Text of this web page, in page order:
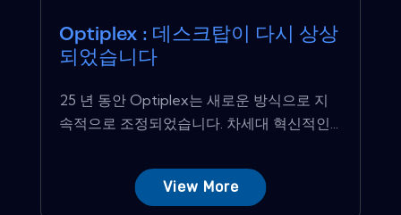
Optiplex : 데스크탑이 다시 상상
되었습니다
25 년 동안 Optiplex는 새로운 방식으로 지
속적으로 조정되었습니다. 차세대 혁신적인...
View More